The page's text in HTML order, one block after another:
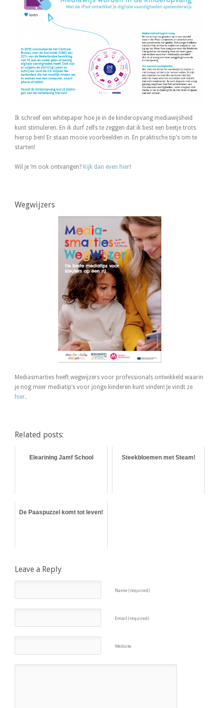
Ik schreef een whitepaper hoe je in de kinderopvang mediawijsheid
kunt stimuleren. En ik durf zelfs te zeggen dat ik best een beetje trots
hierop ben! Er staan mooie voorbeelden in. En praktische tip’s om te
starten!
Wil je ‘m ook ontvangen? Kijk dan even hier!
Wegwijzers
Mediasmarties heeft wegwijzers voor professionals ontwikkeld waarin
je nog meer mediatip’s voor jonge kinderen kunt vinden! Je vindt ze
hier.
Related posts:
Elearining Jamf School Steekbloemen met Steam!
De Paaspuzzel komt tot leven!
Leave a Reply
Name (required)
Email (required)
Website